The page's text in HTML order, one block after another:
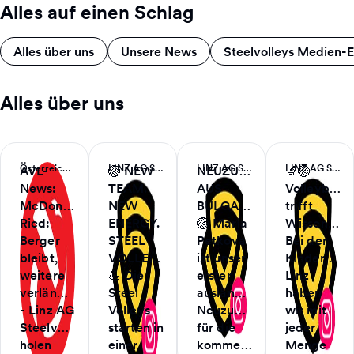
Alles auf einen Schlag
Alles über uns Unsere News Steelvolleys Medien-
Alles über uns
Österreichischer Volleyball Verband
AVL-
News:
McDonald’s
Ried:
Berger
bleibt,
weitere
verlängern
- Linz AG
Steelvolleys
holen
LINZ AG Steelvolleys | Instagram
🏐 NEW
TEAM.
NEW
ENERGY.
STEEL
VOLLEYS.
💪 Die
Steel
Volleys
starten in
einer
LINZ AG Steelvolleys | Instagram
NEUZUGANG
AUS
BULGARIEN!
🏐 Maria
Petkova
ist unser
erster
ausländischer
Neuzugang
für die
kommen...
LINZ AG Steelvolleys | Instagram
🔬🏐
Volleyball
trifft
Bei der
KinderUni
Linz
haben
wir mit
jeder
Menge